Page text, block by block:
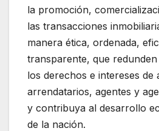
la promoción,
las transacciones
manera ética, ordenada,
transparente, que
los derechos e intereses de
arrendatarios, agentes y
y contribuya al desarrollo
de la nación.